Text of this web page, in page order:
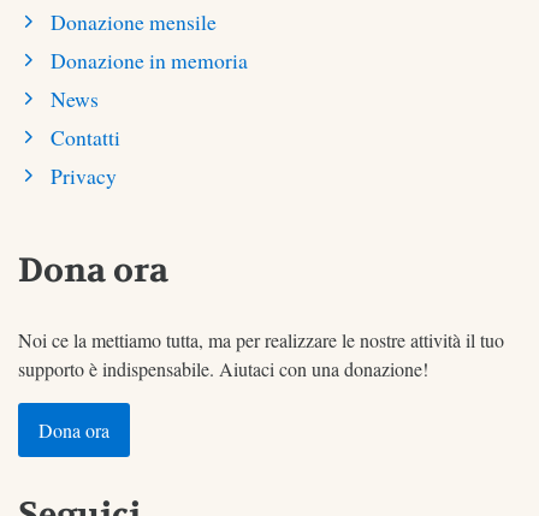
Donazione mensile
Donazione in memoria
News
Contatti
Privacy
Dona ora
Noi ce la mettiamo tutta, ma per realizzare le nostre attività il tuo
supporto è indispensabile. Aiutaci con una donazione!
Dona ora